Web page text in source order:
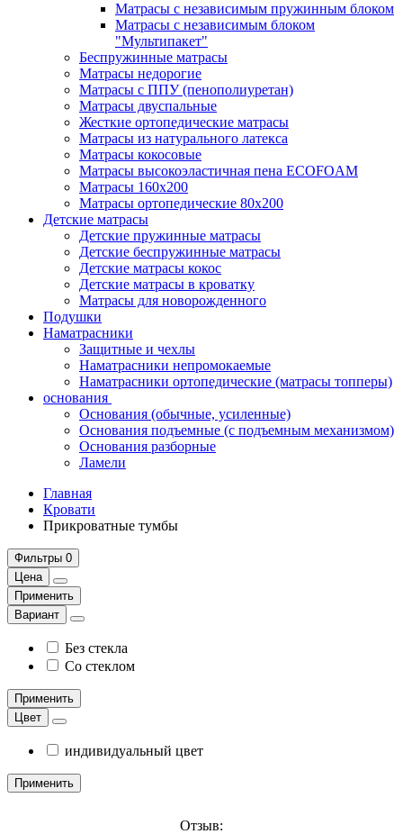
Матрасы с независимым пружинным блоком
Матрасы с независимым блоком
"Мультипакет"
Беспружинные матрасы
Матрасы недорогие
Матрасы с ППУ (пенополиуретан)
Матрасы двуспальные
Жесткие ортопедические матрасы
Матрасы из натурального латекса
Матрасы кокосовые
Матрасы высокоэластичная пена ECOFOAM
Матрасы 160х200
Матрасы ортопедические 80х200
Детские матрасы
Детские пружинные матрасы
Детские беспружинные матрасы
Детские матрасы кокос
Детские матрасы в кроватку
Матрасы для новорожденного
Подушки
Наматрасники
Защитные и чехлы
Наматрасники непромокаемые
Наматрасники ортопедические (матрасы топперы)
основания
Основания (обычные, усиленные)
Основания подъемные (с подъемным механизмом)
Основания разборные
Ламели
Главная
Кровати
Прикроватные тумбы
Фильтры 0
Цена
Применить
Вариант
Без стекла
Со стеклом
Применить
Цвет
индивидуальный цвет
Применить
Отзыв: